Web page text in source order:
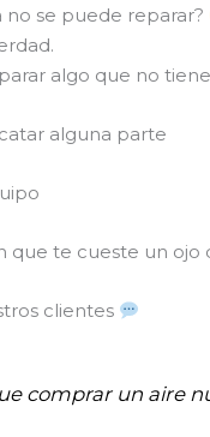
no se puede reparar?
algo que no
alguna parte
que te cueste un ojo
clientes
comprar un aire